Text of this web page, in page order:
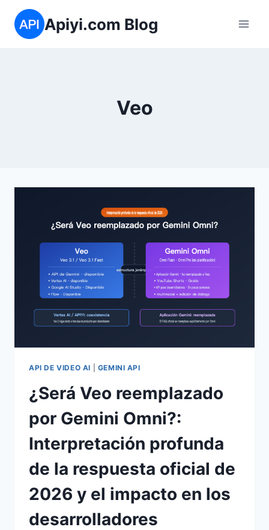
Saltar
contenido
Apiyi.com Blog
Veo
API DE VIDEO AI GEMINI API
¿Será Veo reemplazado
por Gemini Omni?:
Interpretación profunda
de la respuesta oficial de
2026 y el impacto en los
desarrolladores